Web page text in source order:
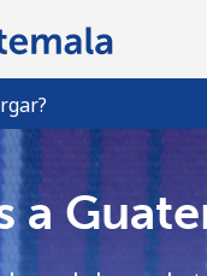
a